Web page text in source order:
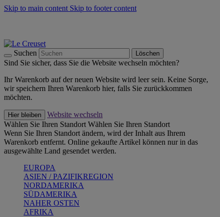
Skip to main content Skip to footer content
Suchen Löschen
Sind Sie sicher, dass Sie die Website wechseln möchten?
Ihr Warenkorb auf der neuen Website wird leer sein. Keine Sorge,
wir speichern Ihren Warenkorb hier, falls Sie zurückkommen
möchten.
Hier bleiben
Website wechseln
Wählen Sie Ihren Standort Wählen Sie Ihren Standort
Wenn Sie Ihren Standort ändern, wird der Inhalt aus Ihrem
Warenkorb entfernt. Online gekaufte Artikel können nur in das
ausgewählte Land gesendet werden.
EUROPA
ASIEN / PAZIFIKREGION
NORDAMERIKA
SÜDAMERIKA
NAHER OSTEN
AFRIKA